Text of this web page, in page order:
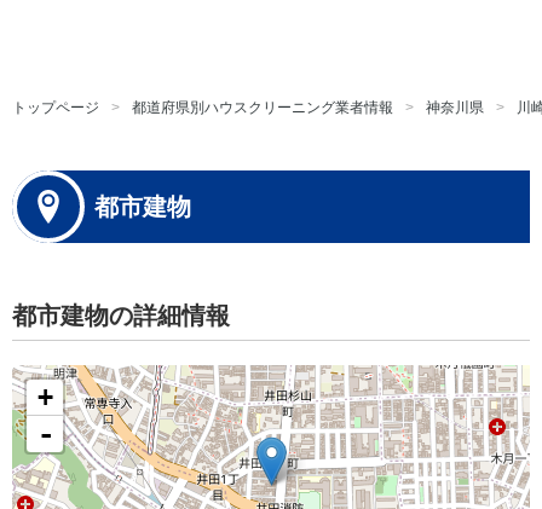
トップページ 都道府県別ハウスクリーニング業者情報 神奈川県 川
都市建物
都市建物の詳細情報
+
-